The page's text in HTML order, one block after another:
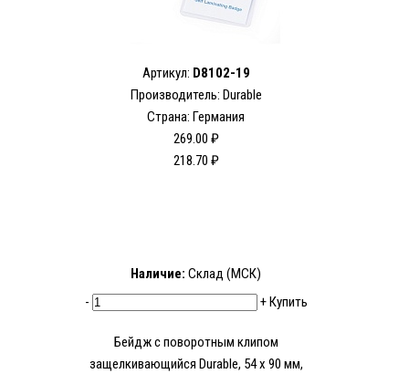
Артикул: D8102-19
Производитель: Durable
Страна: Германия
269.00 ₽
218.70 ₽
Наличие: Склад (МСК)
-
+Купить
Бейдж с поворотным клипом
защелкивающийся Durable, 54 х 90 мм,